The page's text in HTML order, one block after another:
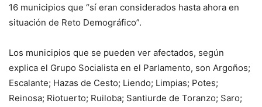
16 municipios que “sí eran considerados hasta ahora en
situación de Reto Demográfico”.
Los municipios que se pueden ver afectados, según
explica el Grupo Socialista en el Parlamento, son Argoños;
Escalante; Hazas de Cesto; Liendo; Limpias; Potes;
Reinosa; Riotuerto; Ruiloba; Santiurde de Toranzo; Saro;